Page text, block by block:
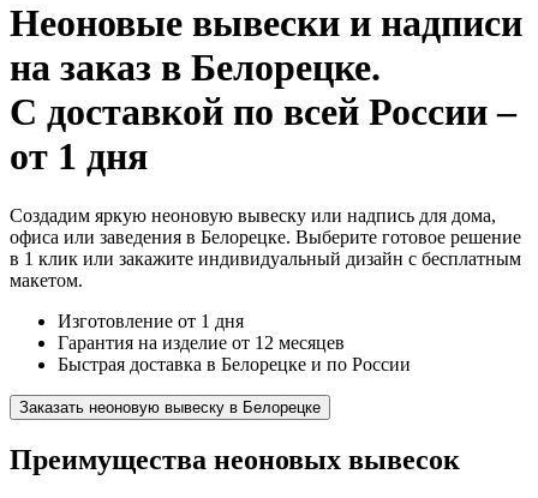
Неоновые вывески и надписи
на заказ в Белорецке.
С доставкой по всей России –
от 1 дня
Создадим яркую неоновую вывеску или надпись для дома,
офиса или заведения в Белорецке. Выберите готовое решение
в 1 клик или закажите индивидуальный дизайн с бесплатным
макетом.
Изготовление от 1 дня
Гарантия на изделие от 12 месяцев
Быстрая доставка в Белорецке и по России
Заказать неоновую вывеску в Белорецке
Преимущества неоновых вывесок